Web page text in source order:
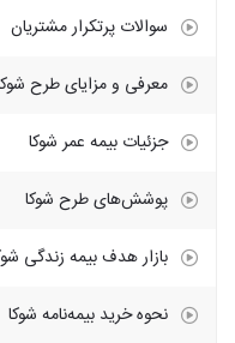
سوالات پرتکرار مشتریان
معرفی و مزایای طرح
جزئیات بیمه عمر شوکا
پوشش‌های طرح شوکا
بازار هدف بیمه زندگی
نحوه خرید بیمه‌نامه شوکا